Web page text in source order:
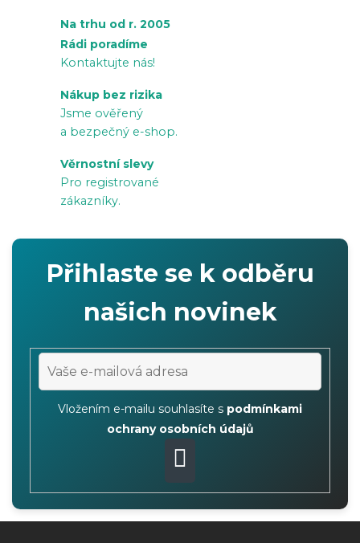
s
Na trhu od r. 2005
Rádi poradíme
Kontaktujte nás!
Nákup bez rizika
Jsme ověřený
a bezpečný e-shop.
Věrnostní slevy
Pro registrované
zákazníky.
Přihlaste se k odběru
našich novinek
Vložením e-mailu souhlasíte s podmínkami
ochrany osobních údajů
PŘIHLÁSIT
SE